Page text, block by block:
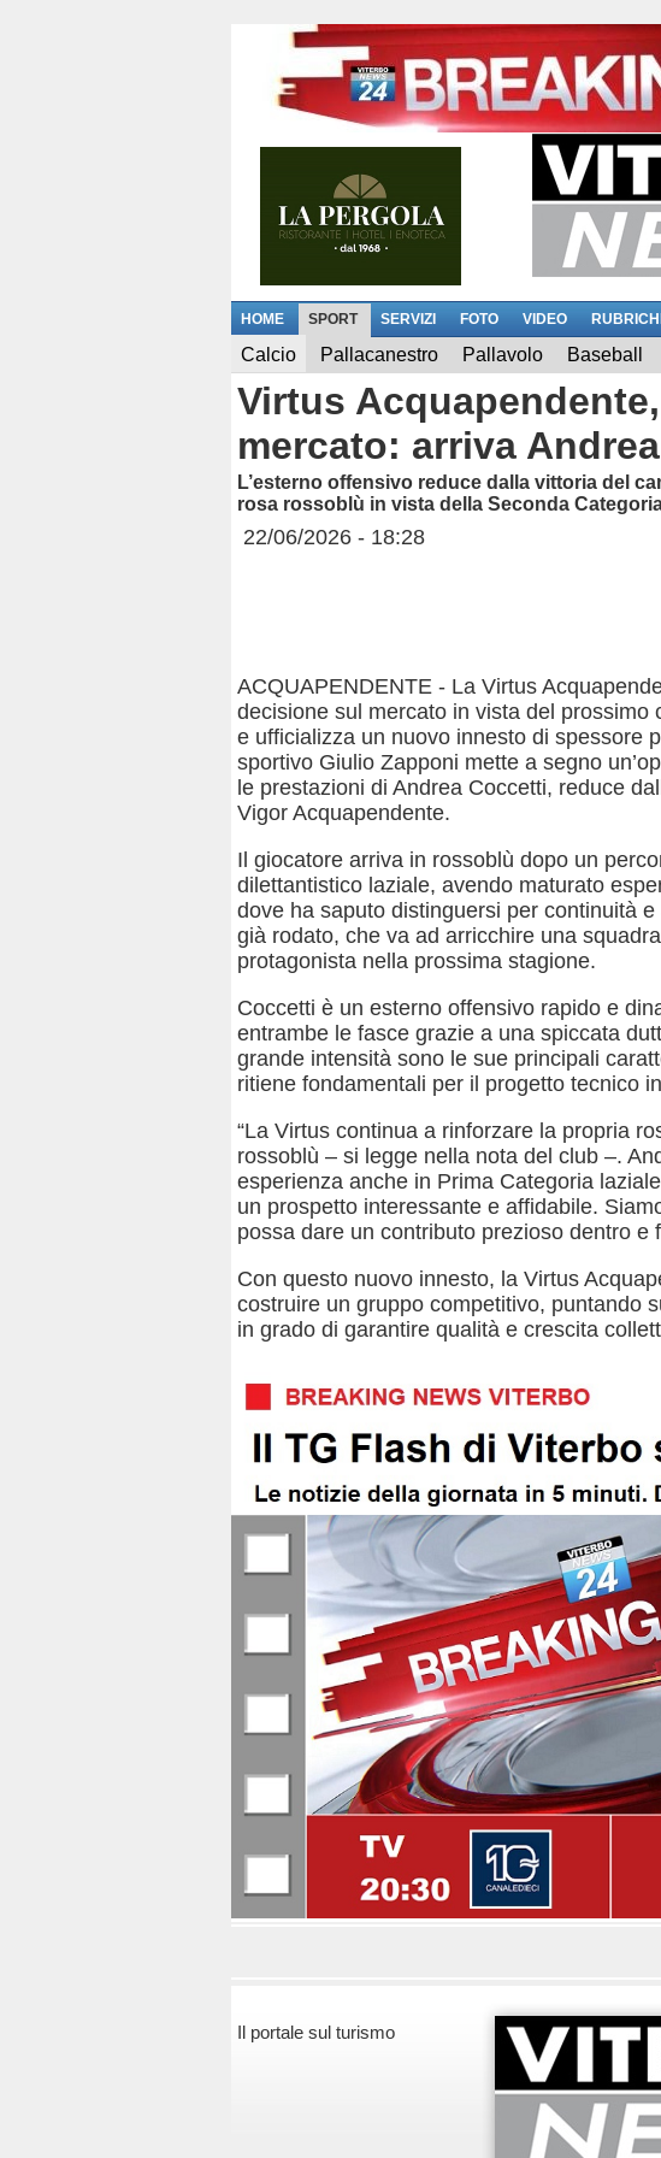
HOME SPORT SERVIZI FOTO VIDEO
Calcio Pallacanestro Pallavolo Baseball
Virtus
mercato: arriva
L’esterno offensivo reduce dalla vittoria del
rosa rossoblù in vista della Seconda
22/06/2026 - 18:28
ACQUAPENDENTE - La Virtus
decisione sul mercato in vista del prossimo
e ufficializza un nuovo innesto di spessore
sportivo Giulio Zapponi mette a segno
le prestazioni di Andrea Coccetti, reduce
Vigor Acquapendente.
Il giocatore arriva in rossoblù dopo un
dilettantistico laziale, avendo maturato
dove ha saputo distinguersi per continuità
già rodato, che va ad arricchire una
protagonista nella prossima stagione.
Coccetti è un esterno offensivo rapido e
entrambe le fasce grazie a una spiccata
grande intensità sono le sue principali
ritiene fondamentali per il progetto tecnico
“La Virtus continua a rinforzare la propria
rossoblù – si legge nella nota del club –.
esperienza anche in Prima Categoria
un prospetto interessante e affidabile.
possa dare un contributo prezioso dentro e
Con questo nuovo innesto, la Virtus
costruire un gruppo competitivo, puntando
in grado di garantire qualità e crescita
Il portale sul turismo